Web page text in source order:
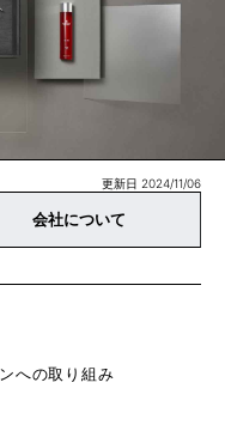
更新日 2024/11/06
会社について
への取り組み